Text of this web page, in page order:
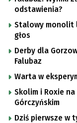
odstawienia?
Stalowy monolit
głos
Derby dla
Falubaz
Warta w
Skolim i Roxie
Górczyńskim
Dziś pierwsze w